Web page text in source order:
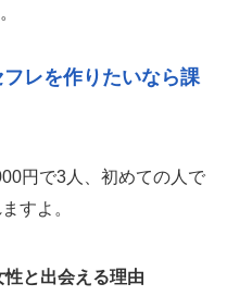
レを作りたいなら課
円で3人、初めての人で
すよ。
と出会える理由